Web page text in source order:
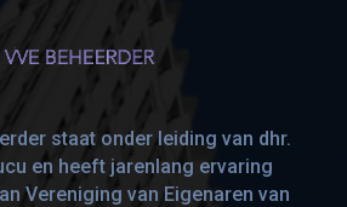
staat onder leiding van dhr.
en heeft jarenlang ervaring
Vereniging van Eigenaren van